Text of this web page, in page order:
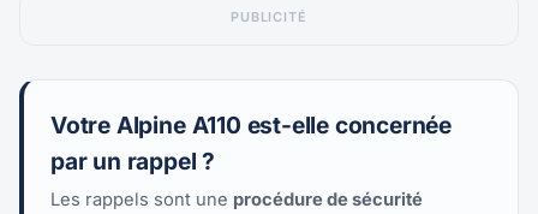
PUBLICITÉ
Votre Alpine A110 est-elle concernée
par un rappel ?
Les rappels sont une procédure de sécurité